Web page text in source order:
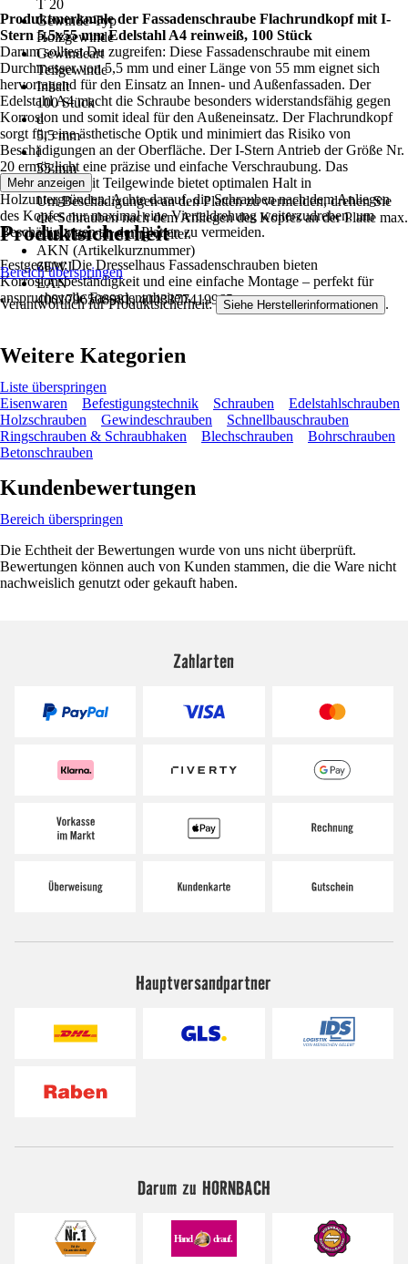
T 20
Gewinde-Typ
Holzgewinde
Gewindeart
Teilgewinde
Inhalt
100 Stück
d
5,5 mm
l
55 mm
Hinweis
Um Beschädigungen an den Platten zu vermeiden, drehen Sie
die Schrauben nach dem Anliegen des Kopfes an der Platte max.
eine Vierteldrehung weiter.
AKN (Artikelkurznummer)
6EWJ
EAN
4001796508981, 4043377419965
Produktmerkmale der Fassadenschraube Flachrundkopf mit I-
Stern 5,5x55 mm Edelstahl A4 reinweiß, 100 Stück
Darum solltest Du zugreifen: Diese Fassadenschraube mit einem
Durchmesser von 5,5 mm und einer Länge von 55 mm eignet sich
hervorragend für den Einsatz an Innen- und Außenfassaden. Der
Edelstahl A4 macht die Schraube besonders widerstandsfähig gegen
Korrosion und somit ideal für den Außeneinsatz. Der Flachrundkopf
sorgt für eine ästhetische Optik und minimiert das Risiko von
Beschädigungen an der Oberfläche. Der I-Stern Antrieb der Größe Nr.
20 ermöglicht eine präzise und einfache Verschraubung. Das
Holzgewinde mit Teilgewinde bietet optimalen Halt in
Holzuntergründen. Achte darauf, die Schrauben nach dem Anliegen
des Kopfes nur maximal eine Vierteldrehung weiterzudrehen, um
Beschädigungen an den Platten zu vermeiden.
Festgezurrt: Die Dresselhaus Fassadenschrauben bieten
Korrosionsbeständigkeit und eine einfache Montage – perfekt für
anspruchsvolle Fassadenarbeiten.
Mehr anzeigen
Produktsicherheit
Bereich überspringen
Verantwortlich für Produktsicherheit: Siehe Herstellerinformationen .
Weitere Kategorien
Liste überspringen
Eisenwaren
Befestigungstechnik Schrauben
Edelstahlschrauben
Holzschrauben
Gewindeschrauben
Schnellbauschrauben
Ringschrauben & Schraubhaken
Blechschrauben
Bohrschrauben
Betonschrauben
Kundenbewertungen
Bereich überspringen
Die Echtheit der Bewertungen wurde von uns nicht überprüft.
Bewertungen können auch von Kunden stammen, die die Ware nicht
nachweislich genutzt oder gekauft haben.
Zahlarten
Hauptversandpartner
Darum zu HORNBACH